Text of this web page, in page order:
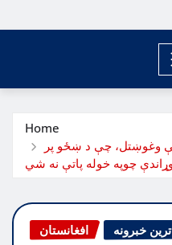
Home
وغوښتل، چې د ښځو پر
افغانستان خبرونه